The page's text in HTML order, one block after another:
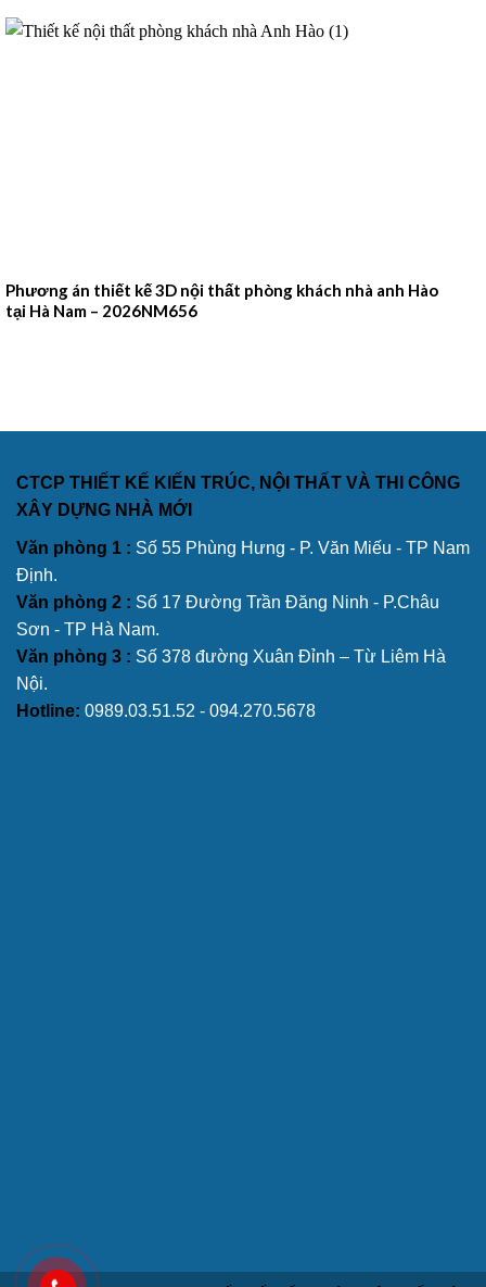
Phương án thiết kế 3D nội thất phòng khách nhà anh Hào
tại Hà Nam – 2026NM656
CTCP THIẾT KẾ KIẾN TRÚC, NỘI THẤT VÀ THI CÔNG
XÂY DỰNG NHÀ MỚI
Văn phòng 1 : Số 55 Phùng Hưng - P. Văn Miếu - TP Nam
Định.
Văn phòng 2 : Số 17 Đường Trần Đăng Ninh - P.Châu
Sơn - TP Hà Nam.
Văn phòng 3 : Số 378 đường Xuân Đỉnh – Từ Liêm Hà
Nội.
Hotline: 0989.03.51.52 - 094.270.5678